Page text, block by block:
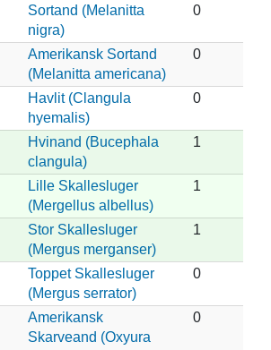
Sortand (Melanitta
nigra)
0
Amerikansk Sortand
(Melanitta americana)
0
Havlit (Clangula
hyemalis)
0
Hvinand (Bucephala
clangula)
1
Lille Skallesluger
(Mergellus albellus)
1
Stor Skallesluger
(Mergus merganser)
1
Toppet Skallesluger
(Mergus serrator)
0
Amerikansk
Skarveand (Oxyura
0